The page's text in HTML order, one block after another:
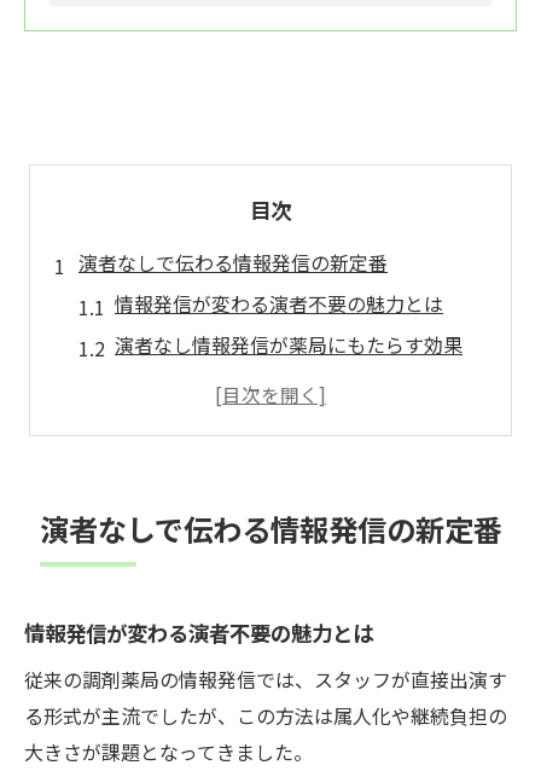
目次
演者なしで伝わる情報発信の新定番
情報発信が変わる演者不要の魅力とは
演者なし情報発信が薬局にもたらす効果
情報発信で重要な伝え方と統一性の確保
情報発信で活きるストーリー動画の力
情報発信ツールで統一感ある動画作成法
患者が共感する情報発信のストーリー設計
SNSを活用した情報発信動画の拡散戦略
スタッフ不要の情報発信で負担ゼロへ
演者なしで伝わる情報発信の新定番
情報発信が変わる演者不要の魅力とは
従来の調剤薬局の情報発信では、スタッフが直接出演す
る形式が主流でしたが、この方法は属人化や継続負担の
大きさが課題となってきました。